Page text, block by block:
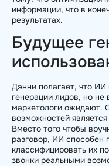
информации, что в
результатах.
Будущее
Дэнни полагает, что ИИ
генерации лидов, но
маркетологи ожидают.
возможностей
Вместо того чтобы
разговор, ИИ способен
классифицировать их
звонки реальными